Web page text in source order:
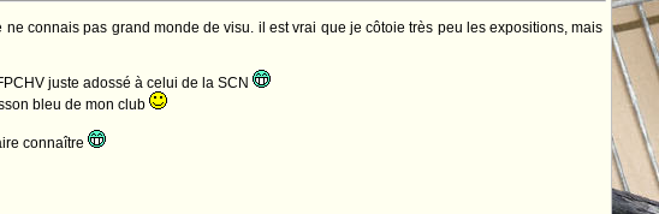
connais pas grand monde de visu. il est vrai que je côtoie très peu les expositions, mais
juste adossé à celui de la SCN
bleu de mon club
connaître